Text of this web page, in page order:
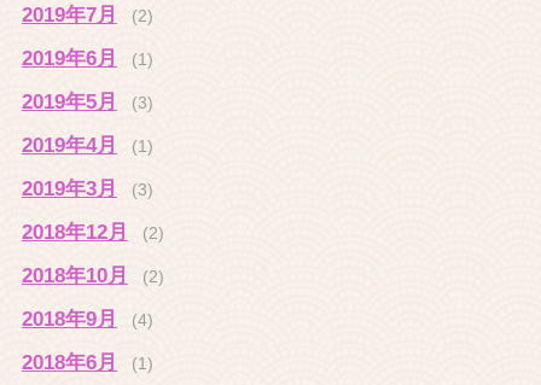
2019年7月 (2)
2019年6月 (1)
2019年5月 (3)
2019年4月 (1)
2019年3月 (3)
2018年12月 (2)
2018年10月 (2)
2018年9月 (4)
2018年6月 (1)